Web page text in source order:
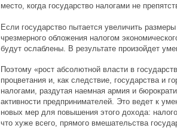
место, когда государство налогами не
Если государство пытается увеличить
чрезмерного обложения налогом
будут ослаблены. В результате произойдет
Поэтому «рост абсолютной власти в
процветания и, как следствие, государства и
налогами, раздутая наемная армия и
активности предпринимателей. Это ведет к
новых мер для повышения этого дохода:
что хуже всего, прямого вмешательства